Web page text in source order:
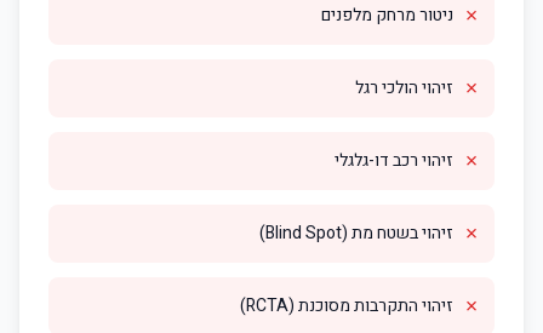
✗ ניטור מרחק מלפנים
✗ זיהוי הולכי רגל
✗ זיהוי רכב דו-גלגלי
✗ זיהוי בשטח מת (Blind Spot)
✗ זיהוי התקרבות מסוכנת (RCTA)